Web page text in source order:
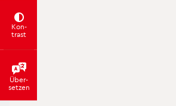
Kon­
trast
Über­
set­zen